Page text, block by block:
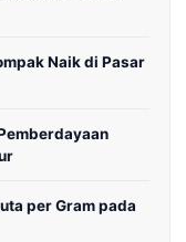
Naik di Pasar
per Gram pada